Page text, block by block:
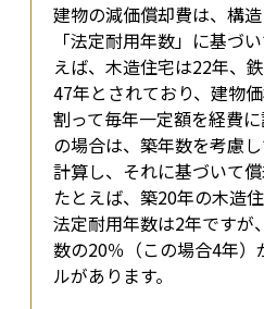
建物の減価償却費は、構
「法定耐用年数」に基づ
えば、木造住宅は22年、
47年とされており、建物
割って毎年一定額を経費
の場合は、築年数を考慮
計算し、それに基づいて償
たとえば、築20年の木造
法定耐用年数は2年ですが
数の20％（この場合4年）
ルがあります。